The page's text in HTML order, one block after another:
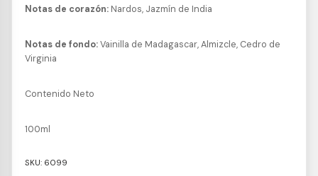
Notas de corazón:Nardos, Jazmín de India
Notas de fondo:Vainilla de Madagascar, Almizcle, Cedro de
Virginia
Contenido Neto
100ml
SKU: 6099